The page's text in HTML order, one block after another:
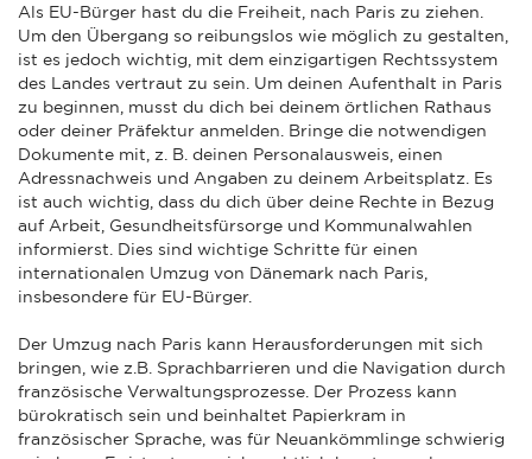
Als EU-Bürger hast du die Freiheit, nach Paris zu ziehen.
Um den Übergang so reibungslos wie möglich zu gestalten,
ist es jedoch wichtig, mit dem einzigartigen Rechtssystem
des Landes vertraut zu sein. Um deinen Aufenthalt in Paris
zu beginnen, musst du dich bei deinem örtlichen Rathaus
oder deiner Präfektur anmelden. Bringe die notwendigen
Dokumente mit, z. B. deinen Personalausweis, einen
Adressnachweis und Angaben zu deinem Arbeitsplatz. Es
ist auch wichtig, dass du dich über deine Rechte in Bezug
auf Arbeit, Gesundheitsfürsorge und Kommunalwahlen
informierst. Dies sind wichtige Schritte für einen
internationalen Umzug von Dänemark nach Paris,
insbesondere für EU-Bürger.
Der Umzug nach Paris kann Herausforderungen mit sich
bringen, wie z.B. Sprachbarrieren und die Navigation durch
französische Verwaltungsprozesse. Der Prozess kann
bürokratisch sein und beinhaltet Papierkram in
französischer Sprache, was für Neuankömmlinge schwierig